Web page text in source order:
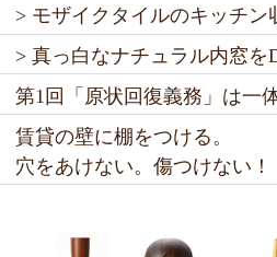
> モザイクタイルのキッチン
> 真っ白なナチュラル内窓を
第1回「原状回復義務」は一
賃貸の壁に棚をつける。
穴をあけない。傷つけない！